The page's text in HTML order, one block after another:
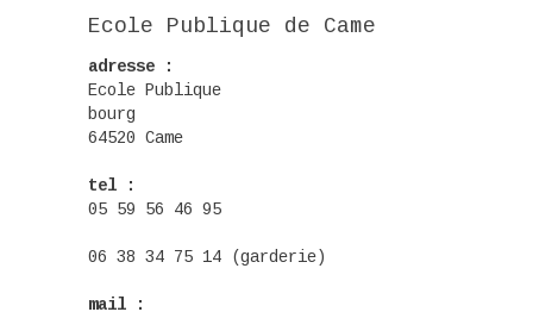
Ecole Publique de Came
adresse :
Ecole Publique
bourg
64520 Came
tel :
05 59 56 46 95
06 38 34 75 14 (garderie)
mail :